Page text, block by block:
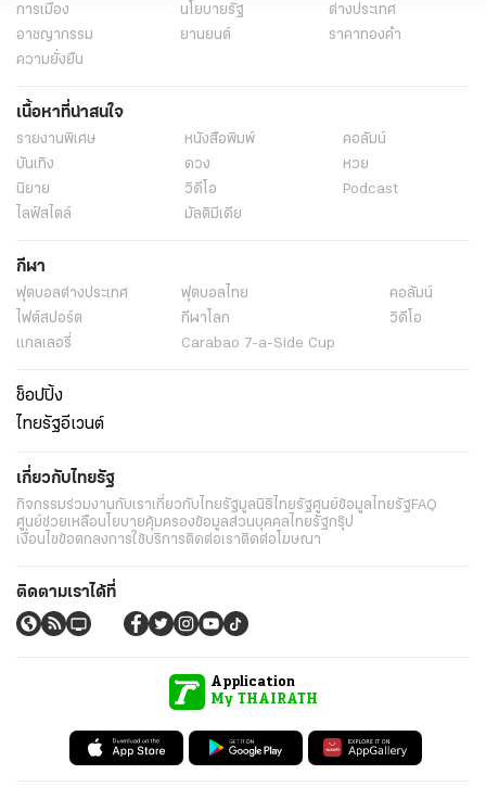
การเมือง
นโยบายรัฐ
ต่างประเทศ
อาชญากรรม
ยานยนต์
ราคาทองคำ
ความยั่งยืน
เนื้อหาที่น่าสนใจ
รายงานพิเศษ หนังสือพิมพ์
คอลัมน์
บันเทิง
ดวง
หวย
นิยาย
วิดีโอ
Podcast
ไลฟ์สไตล์
มัลติมีเดีย
กีฬา
ฟุตบอลต่่างประเทศ ฟุตบอลไทย
คอลัมน์
ไฟต์สปอร์ต
กีฬาโลก
วิดีโอ
แกลเลอรี่
Carabao 7-a-Side Cup
ช็อปปิ้ง
ไทยรัฐอีเวนต์
เกี่ยวกับไทยรัฐ
กิจกรรมร่วมงานกับเราเกี่ยวกับไทยรัฐมูลนิธิไทยรัฐศูนย์ข้อมูลไทยรัฐFAQ
ศูนย์ช่วยเหลือนโยบายคุ้มครองข้อมูลส่วนบุคคลไทยรัฐกรุ๊ป
เงื่อนไขข้อตกลงการใช้บริการติดต่อเราติดต่อโฆษณา
ติดตามเราได้ที่
Application
My THAIRATH